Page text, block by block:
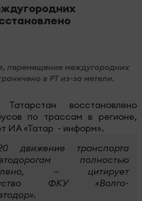
перемещение междугородних
в РТ из-за метели.
восстановлено
по трассам в регионе,
ИА «Татар - информ».
движение транспорта
полностью
— цитирует
ФКУ «Волго-